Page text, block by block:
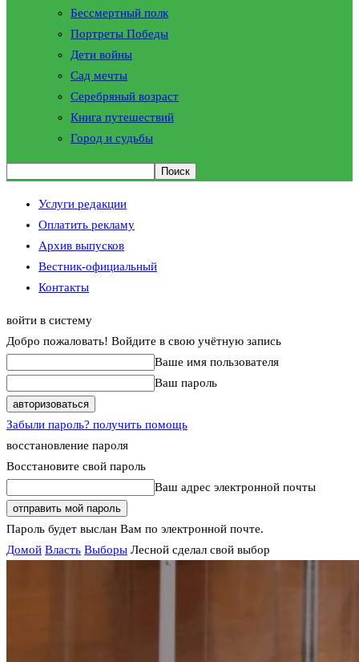
Бессмертный полк
Портреты Победы
Дети войны
Сад мечты
Серебряный возраст
Книга путешествий
Город и судьбы
Услуги редакции
Оплатить рекламу
Архив выпусков
Вестник-официальный
Контакты
войти в систему
Добро пожаловать! Войдите в свою учётную запись
Ваше имя пользователя
Ваш пароль
Забыли пароль? получить помощь
восстановление пароля
Восстановите свой пароль
Ваш адрес электронной почты
Пароль будет выслан Вам по электронной почте.
Домой Власть Выборы Лесной сделал свой выбор